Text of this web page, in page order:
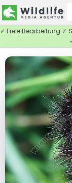
✓ Freie Bearbeitung